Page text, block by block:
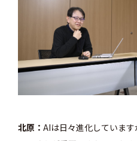
北原
AIは日々進化していま